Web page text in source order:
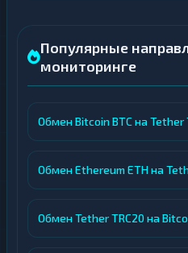
Популярные
мониторинге
Обмен Bitcoin BTC на Tether
Обмен Ethereum ETH на
Обмен Tether TRC20 на